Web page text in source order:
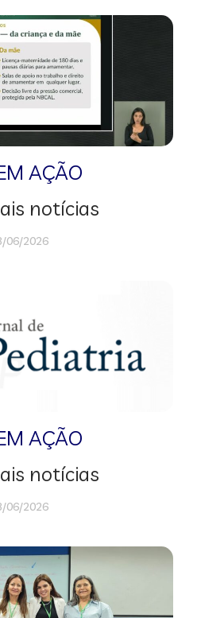
AÇÃO
notícias
06/2026
AÇÃO
notícias
06/2026